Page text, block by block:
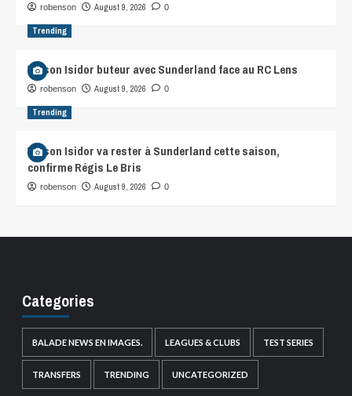
robenson August 9, 2026 0
Trending
Wilson Isidor buteur avec Sunderland face au RC Lens
robenson August 9, 2026 0
Trending
Wilson Isidor va rester à Sunderland cette saison,
confirme Régis Le Bris
robenson August 9, 2026 0
Categories
BALADE NEWS EN IMAGES. LEAGUES & CLUBS TEST SERIES
TRANSFERS TRENDING UNCATEGORIZED